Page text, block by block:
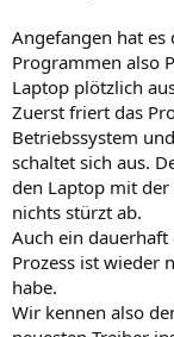
Angefangen hat
Programmen also
Laptop plötzlich
Zuerst friert das
Betriebssystem
schaltet sich aus.
den Laptop mit
nichts stürzt ab.
Auch ein
Prozess ist wieder
habe.
Wir kennen also